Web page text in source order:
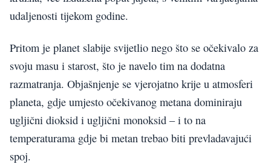
udaljenosti tijekom godine.
Pritom je planet slabije svijetlio nego što se očekivalo za
svoju masu i starost, što je navelo tim na dodatna
razmatranja. Objašnjenje se vjerojatno krije u atmosferi
planeta, gdje umjesto očekivanog metana dominiraju
ugljični dioksid i ugljični monoksid – i to na
temperaturama gdje bi metan trebao biti prevladavajući
spoj.